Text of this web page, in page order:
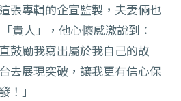
張專輯的企宣監製，夫妻倆也
貴人」，他心懷感激說到：
鼓勵我寫出屬於我自己的故
去展現突破，讓我更有信心保
！」